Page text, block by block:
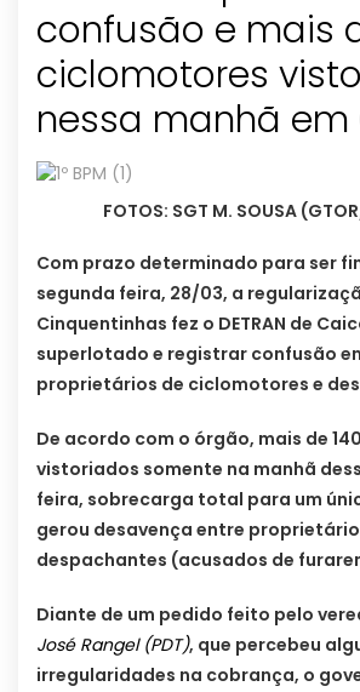
confusão e mais
ciclomotores
nessa manhã
FOTOS: SGT M. SOUSA
Com prazo determinado para ser
segunda feira, 28/03, a
Cinquentinhas fez o DETRAN de
superlotado e registrar confusão
proprietários de ciclomotores e
De acordo com o órgão, mais de
vistoriados somente na manhã
feira, sobrecarga total para um
gerou desavença entre
despachantes (acusados de
Diante de um pedido feito pelo
José Rangel (PDT), que percebeu
irregularidades na cobrança, o